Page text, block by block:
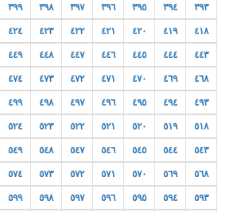
٣٩٣ ٣٩٤ ٣٩٥ ٣٩٦ ٣٩٧ ٣٩٨ ٣٩٩
٤١٨ ٤١٩ ٤٢٠ ٤٢١ ٤٢٢ ٤٢٣ ٤٢٤
٤٤٣ ٤٤٤ ٤٤٥ ٤٤٦ ٤٤٧ ٤٤٨ ٤٤٩
٤٦٨ ٤٦٩ ٤٧٠ ٤٧١ ٤٧٢ ٤٧٣ ٤٧٤
٤٩٣ ٤٩٤ ٤٩٥ ٤٩٦ ٤٩٧ ٤٩٨ ٤٩٩
٥١٨ ٥١٩ ٥٢٠ ٥٢١ ٥٢٢ ٥٢٣ ٥٢٤
٥٤٣ ٥٤٤ ٥٤٥ ٥٤٦ ٥٤٧ ٥٤٨ ٥٤٩
٥٦٨ ٥٦٩ ٥٧٠ ٥٧١ ٥٧٢ ٥٧٣ ٥٧٤
٥٩٣ ٥٩٤ ٥٩٥ ٥٩٦ ٥٩٧ ٥٩٨ ٥٩٩